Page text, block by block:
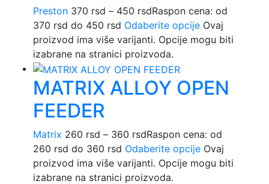
Preston 370 rsd – 450 rsdRaspon cena: od
370 rsd do 450 rsd Odaberite opcije Ovaj
proizvod ima više varijanti. Opcije mogu biti
izabrane na stranici proizvoda.
MATRIX ALLOY OPEN
FEEDER
Matrix 260 rsd – 360 rsdRaspon cena: od
260 rsd do 360 rsd Odaberite opcije Ovaj
proizvod ima više varijanti. Opcije mogu biti
izabrane na stranici proizvoda.